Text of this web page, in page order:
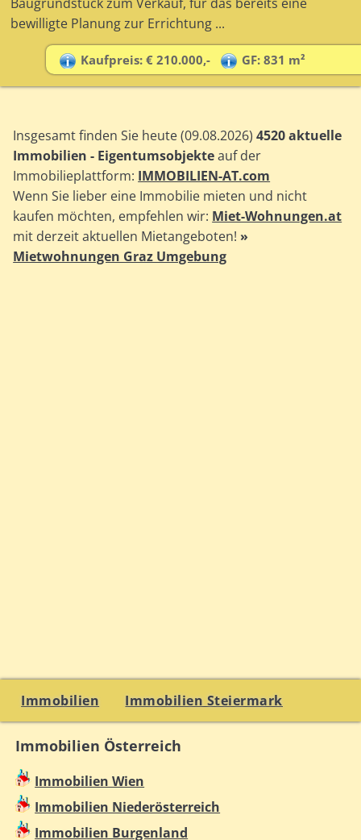
bewilligte Planung zur Errichtung ...
Kaufpreis: € 210.000,- GF: 831 m²
Insgesamt finden Sie heute (09.08.2026)4520 aktuelle
Immobilien - Eigentumsobjekteauf der
Immobilieplattform: IMMOBILIEN-AT.com
Wenn Sie lieber eine Immobilie mieten und nicht
kaufen möchten, empfehlen wir: Miet-Wohnungen.at
mit derzeit aktuellen Mietangeboten! »
Mietwohnungen Graz Umgebung
Immobilien Immobilien Steiermark
Immobilien Österreich
Immobilien Wien
Immobilien Niederösterreich
Immobilien Burgenland